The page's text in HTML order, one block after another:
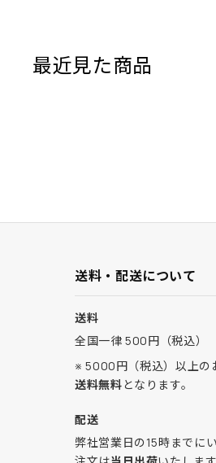
最近見た商品
送料・配送について
送料
全国一律 500円（税込）
※ 5000円（税込）以上の
送料無料となります。
配送
弊社営業日の15時までに